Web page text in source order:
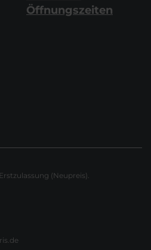
Öffnungszeiten
(Neupreis).